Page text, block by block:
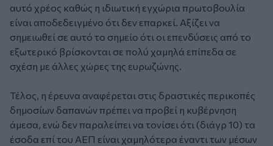
αυτό χρέος καθώς η ιδιωτική εγχώρια πρωτοβουλία
είναι αποδεδειγμένο ότι δεν επαρκεί. Αξίζει να
σημειωθεί σε αυτό το σημείο ότι οι επενδύσεις από το
εξωτερικό βρίσκονται σε πολύ χαμηλά επίπεδα σε
σχέση με άλλες χώρες της ευρωζώνης.
Τέλος, η έρευνα αναφέρεται στις δραστικές περικοπές
δημοσίων δαπανών πρέπει να προβεί η κυβέρνηση
άμεσα, ενώ δεν παραλείπει να τονίσει ότι (διάγρ 10) τα
έσοδα επί του ΑΕΠ είναι χαμηλότερα έναντι των μέσων